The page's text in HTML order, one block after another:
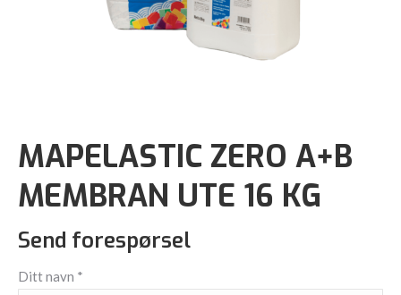
MAPELASTIC ZERO A+B
MEMBRAN UTE 16 KG
Send forespørsel
Ditt navn *